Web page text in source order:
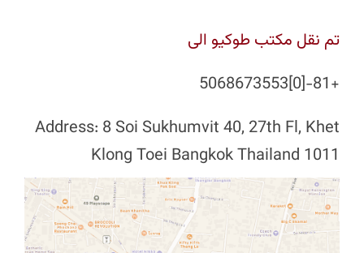
تم نقل مكتب طوكيو الى
+81-[0]5068673553
Address: 8 Soi Sukhumvit 40, 27th Fl, Khet
Klong Toei Bangkok Thailand 1011